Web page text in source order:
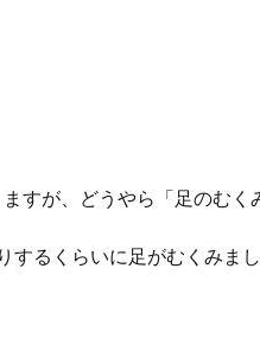
すが、どうやら「足のむく
るくらいに足がむくみまし